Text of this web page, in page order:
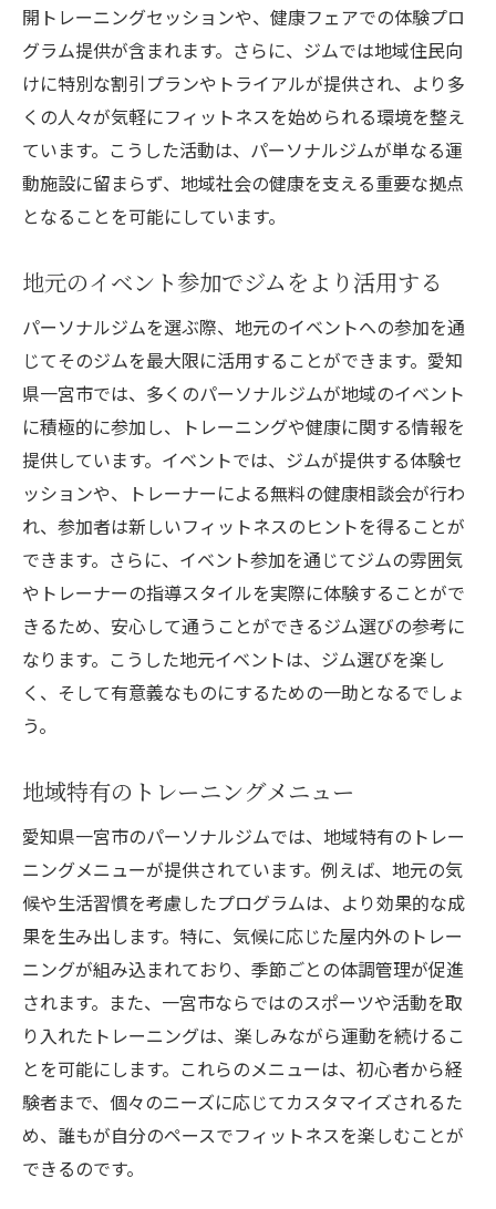
開トレーニングセッションや、健康フェアでの体験プロ
グラム提供が含まれます。さらに、ジムでは地域住民向
けに特別な割引プランやトライアルが提供され、より多
くの人々が気軽にフィットネスを始められる環境を整え
ています。こうした活動は、パーソナルジムが単なる運
動施設に留まらず、地域社会の健康を支える重要な拠点
となることを可能にしています。
地元のイベント参加でジムをより活用する
パーソナルジムを選ぶ際、地元のイベントへの参加を通
じてそのジムを最大限に活用することができます。愛知
県一宮市では、多くのパーソナルジムが地域のイベント
に積極的に参加し、トレーニングや健康に関する情報を
提供しています。イベントでは、ジムが提供する体験セ
ッションや、トレーナーによる無料の健康相談会が行わ
れ、参加者は新しいフィットネスのヒントを得ることが
できます。さらに、イベント参加を通じてジムの雰囲気
やトレーナーの指導スタイルを実際に体験することがで
きるため、安心して通うことができるジム選びの参考に
なります。こうした地元イベントは、ジム選びを楽し
く、そして有意義なものにするための一助となるでしょ
う。
地域特有のトレーニングメニュー
愛知県一宮市のパーソナルジムでは、地域特有のトレー
ニングメニューが提供されています。例えば、地元の気
候や生活習慣を考慮したプログラムは、より効果的な成
果を生み出します。特に、気候に応じた屋内外のトレー
ニングが組み込まれており、季節ごとの体調管理が促進
されます。また、一宮市ならではのスポーツや活動を取
り入れたトレーニングは、楽しみながら運動を続けるこ
とを可能にします。これらのメニューは、初心者から経
験者まで、個々のニーズに応じてカスタマイズされるた
め、誰もが自分のペースでフィットネスを楽しむことが
できるのです。